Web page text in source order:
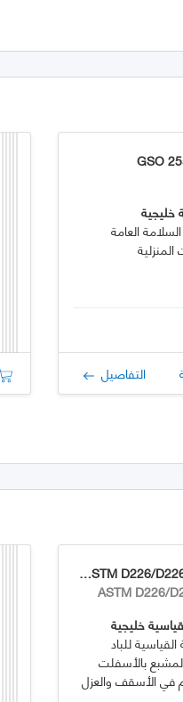
GSO
خليجية
العامة
التفاصيل
GSO ASTM D226/D226M:2026
ASTM D226/
خليجية
للباد
بالأسفلت
في الأسقف والعزل